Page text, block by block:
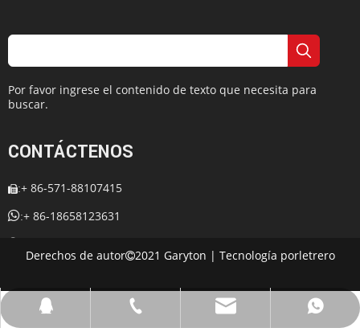
4. Peso brots: 200kgs
5. Peso denet: 130kgs.
Por favor ingrese el contenido de texto que necesita para
buscar.
+ 86-18658123631
cherrylee@garyton.cn
+ 86-18658123631
CONTÁCTENOS
:+ 86-571-88107415
:+ 86-18658123631
: 657098666
Derechos de autor2021 Garyton | Tecnología porletrero